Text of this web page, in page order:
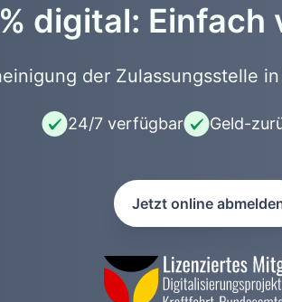
digital: Einfach
der Zulassungsstelle
24/7 verfügbar Geld-
Jetzt online